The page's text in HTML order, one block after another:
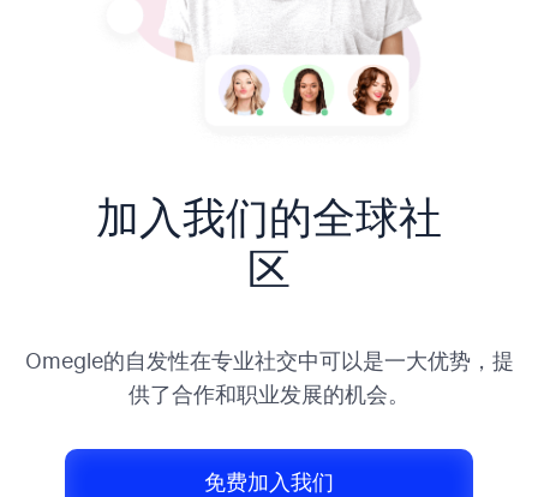
加入我们的全球社
区
Omegle的自发性在专业社交中可以是一大优势，提
供了合作和职业发展的机会。
免费加入我们